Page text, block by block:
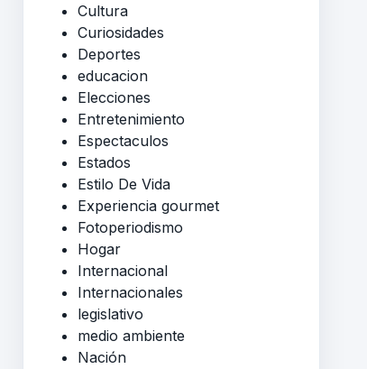
Cultura
Curiosidades
Deportes
educacion
Elecciones
Entretenimiento
Espectaculos
Estados
Estilo De Vida
Experiencia gourmet
Fotoperiodismo
Hogar
Internacional
Internacionales
legislativo
medio ambiente
Nación